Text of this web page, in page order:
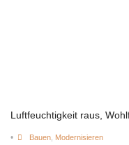
Luftfeuchtigkeit raus,
• Bauen, Modernisieren